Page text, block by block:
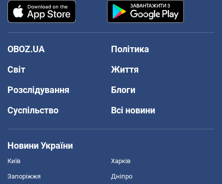
OBOZ.UA
Політика
Світ
Життя
Розслідування
Блоги
Суспільство
Всі новини
Новини України
Київ Харків
Запоріжжя Дніпро